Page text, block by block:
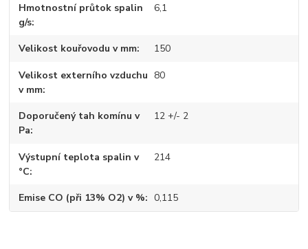
Hmotnostní průtok spalin
g/s
6,1
Velikost kouřovodu v mm 150
Velikost externího vzduchu
v mm
80
Doporučený tah komínu v
Pa
12 +/- 2
Výstupní teplota spalin v
°C
214
Emise CO (při 13% O2) v % 0,115